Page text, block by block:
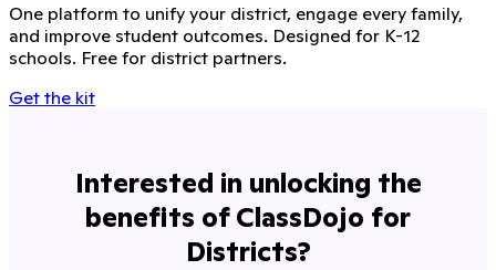
One platform to unify your district, engage every family,
and improve student outcomes. Designed for K-12
schools. Free for district partners.
Get the kit
Interested in unlocking the
benefits of ClassDojo for
Districts?